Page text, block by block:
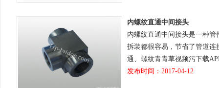
内螺纹直通中间接头
内螺纹直通中间接头是一种
拆装都很容易，节省了管道
通、螺纹青青草视频污下载
发布时间：2017-04-12